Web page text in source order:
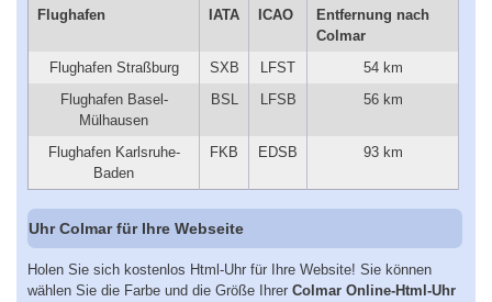
Flughafen IATA ICAO
Entfernung nach
Colmar
Flughafen Straßburg
SXB LFST
54 km
Flughafen Basel-
Mülhausen
BSL LFSB 56 km
Flughafen Karlsruhe-
Baden
FKB EDSB 93 km
Uhr Colmar für Ihre Webseite
Holen Sie sich kostenlos Html-Uhr für Ihre Website! Sie können
wählen Sie die Farbe und die Größe Ihrer Colmar Online-Html-Uhr